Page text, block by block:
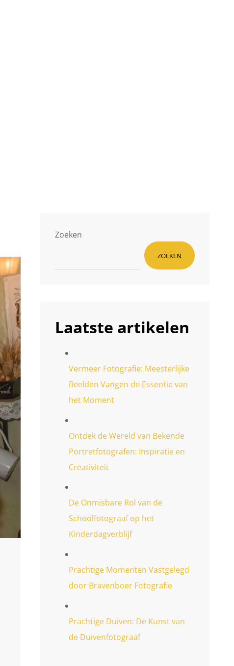
Zoeken
ZOEKEN
Laatste artikelen
Vermeer Fotografie: Meesterlijke
Beelden Vangen de Essentie van
het Moment
Ontdek de Wereld van Bekende
Portretfotografen: Inspiratie en
Creativiteit
De Onmisbare Rol van de
Schoolfotograaf op het
Kinderdagverblijf
Prachtige Momenten Vastgelegd
door Bravenboer Fotografie
Prachtige Duiven: De Kunst van
de Duivenfotograaf